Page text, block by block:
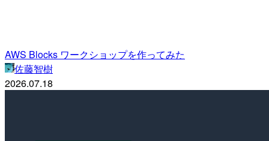
AWS Blocks ワークショップを作ってみた
佐藤智樹
2026.07.18